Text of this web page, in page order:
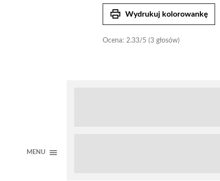
MENU
print Wydrukuj kolorowankę
Ocena: 2.33/5 (3 głosów)